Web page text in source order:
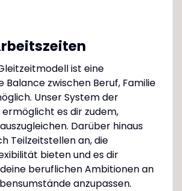
ist eine
Balance zwischen Beruf, Familie
Unser System der
es dir zudem,
Darüber hinaus
Teilzeitstellen an, die
bieten und es dir
beruflichen Ambitionen an
anzupassen.